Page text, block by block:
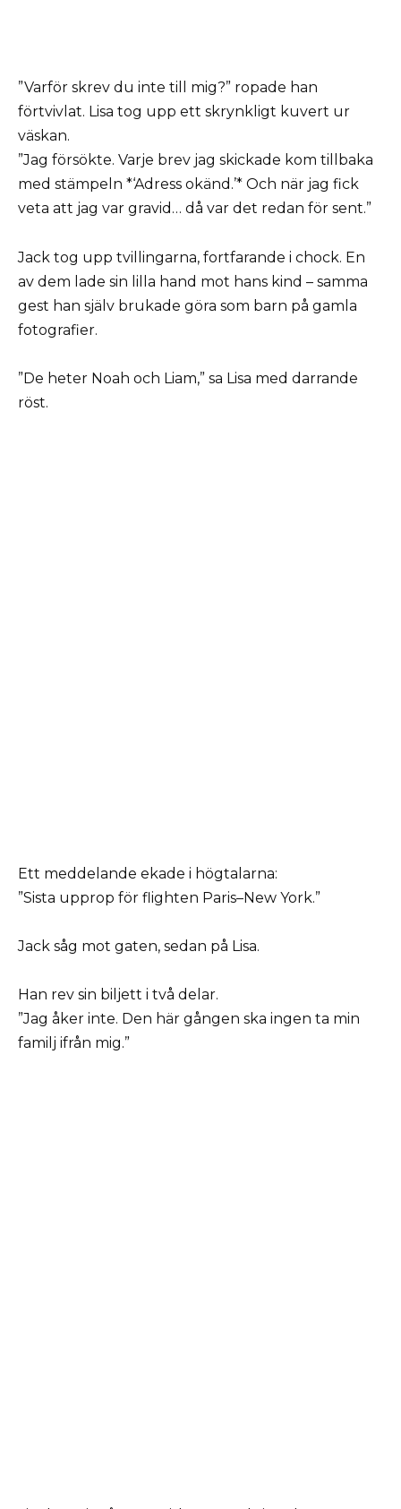
”Varför skrev du inte till mig?” ropade han
förtvivlat. Lisa tog upp ett skrynkligt kuvert ur
väskan.
”Jag försökte. Varje brev jag skickade kom tillbaka
med stämpeln *‘Adress okänd.’* Och när jag fick
veta att jag var gravid… då var det redan för sent.”
Jack tog upp tvillingarna, fortfarande i chock. En
av dem lade sin lilla hand mot hans kind – samma
gest han själv brukade göra som barn på gamla
fotografier.
”De heter Noah och Liam,” sa Lisa med darrande
röst.
Ett meddelande ekade i högtalarna:
”Sista upprop för flighten Paris–New York.”
Jack såg mot gaten, sedan på Lisa.
Han rev sin biljett i två delar.
”Jag åker inte. Den här gången ska ingen ta min
familj ifrån mig.”